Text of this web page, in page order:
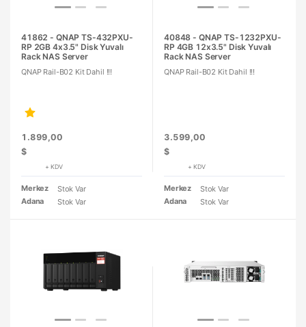
41862 - QNAP TS-432PXU-
RP 2GB 4x3.5" Disk Yuvalı
Rack NAS Server
QNAP Rail-B02 Kit Dahil !!!
1.899,00
$
+ KDV
Merkez
Stok Var
Adana
Stok Var
40848 - QNAP TS-1232PXU-
RP 4GB 12x3.5" Disk Yuvalı
Rack NAS Server
QNAP Rail-B02 Kit Dahil !!!
3.599,00
$
+ KDV
Merkez
Stok Var
Adana
Stok Var